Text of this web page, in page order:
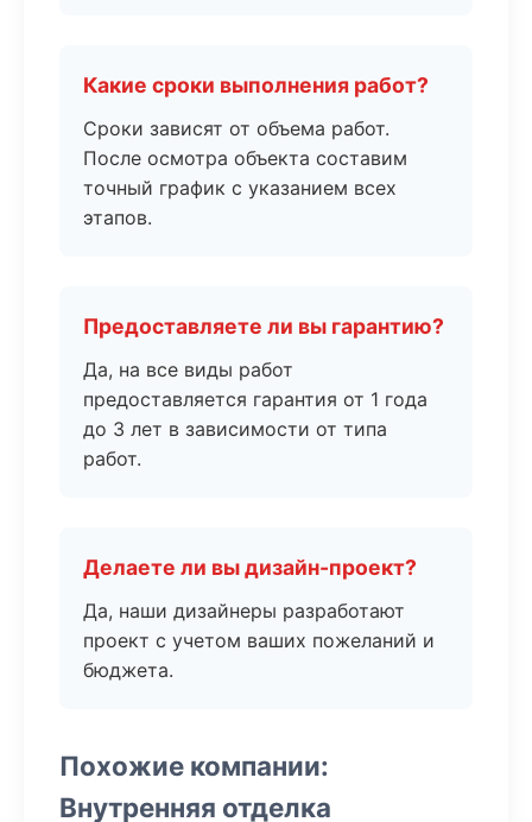
Какие сроки выполнения работ?
Сроки зависят от объема работ.
После осмотра объекта составим
точный график с указанием всех
этапов.
Предоставляете ли вы гарантию?
Да, на все виды работ
предоставляется гарантия от 1 года
до 3 лет в зависимости от типа
работ.
Делаете ли вы дизайн-проект?
Да, наши дизайнеры разработают
проект с учетом ваших пожеланий и
бюджета.
Похожие компании:
Внутренняя отделка